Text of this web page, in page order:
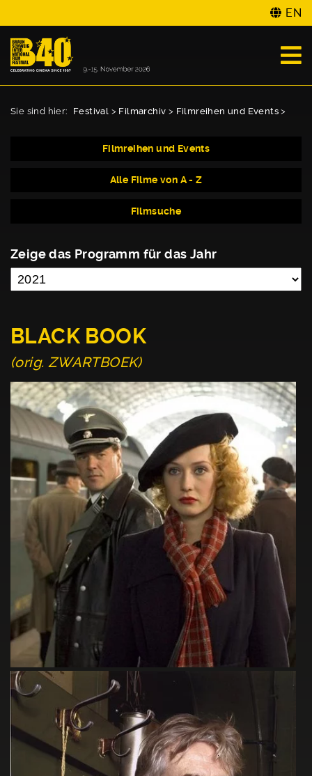
EN
Sie sind hier: Festival > Filmarchiv > Filmreihen und Events >
Filmreihen und Events
Alle Filme von A - Z
Filmsuche
Zeige das Programm für das Jahr
BLACK BOOK
(orig. ZWARTBOEK)